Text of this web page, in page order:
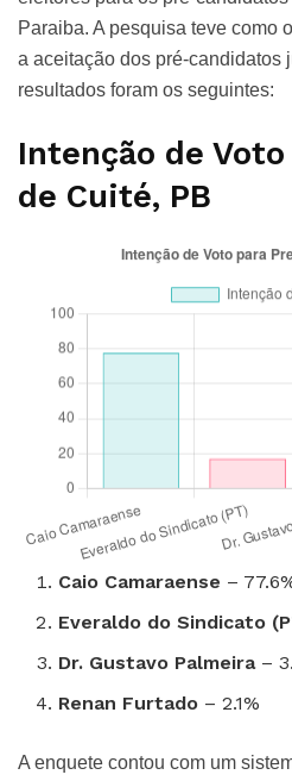
Paraiba. A pesquisa teve como
a aceitação dos pré-candidatos
resultados foram os seguintes:
Intenção de
de Cuité, PB
Caio Camaraense –
Everaldo do Sindicato
Dr. Gustavo Palmeira–
Renan Furtado – 2.1%
A enquete contou com um